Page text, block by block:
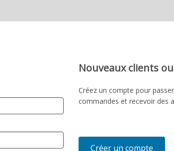
Nouveaux clients
Créez un compte pour
commandes et recevoir des